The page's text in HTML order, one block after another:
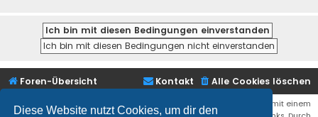
Diese Website nutzt Cookies, um dir den
Foren-Übersicht Alle Cookies löschen
Kontakt
Bei den Links zu Shops (Amazon, Ebay, Aliexpress, ...) und Links, die mit einem